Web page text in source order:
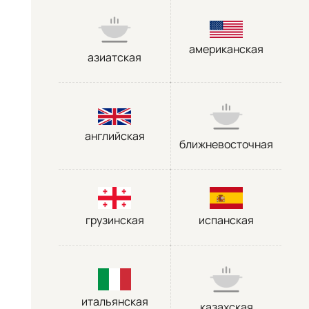
азиатская
американская
английская
ближневосточная
грузинская испанская
итальянская